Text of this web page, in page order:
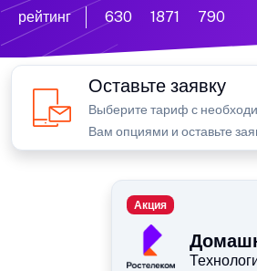
рейтинг 630 1871 790
Оставьте заявку
Выберите тариф с
Вам опциями и оставьте
Акция